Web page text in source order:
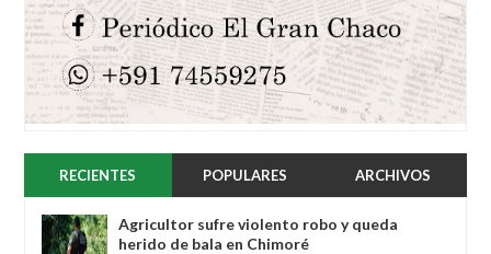
RECIENTES POPULARES ARCHIVOS
Agricultor sufre violento robo y queda
herido de bala en Chimoré